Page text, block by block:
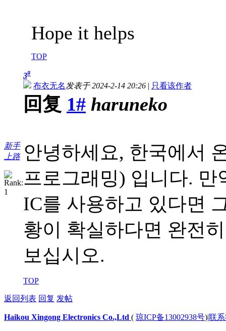
Hope it helps
TOP
新手
上路
3#
布衣无名发表于 2024-2-14 20:26 | 只看该作者
回复 1# haruneko
안녕하세요, 한국에서
프로그래밍) 입니다.
IC를 사용하고 있다면
황이 확실하다면 완전
보십시오.
TOP
返回列表 回复 发帖
Haikou Xingong Electronics Co.,Ltd ( 琼ICP备13002938号)|联